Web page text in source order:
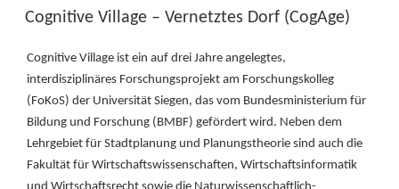
AM
Cognitive Village – Vernetztes Dorf (CogAge)
Cognitive Village ist ein auf drei Jahre angelegtes,
interdisziplinäres Forschungsprojekt am Forschungskolleg
(FoKoS) der Universität Siegen, das vom Bundesministerium für
Bildung und Forschung (BMBF) gefördert wird. Neben dem
Lehrgebiet für Stadtplanung und Planungstheorie sind auch die
Fakultät für Wirtschaftswissenschaften, Wirtschaftsinformatik